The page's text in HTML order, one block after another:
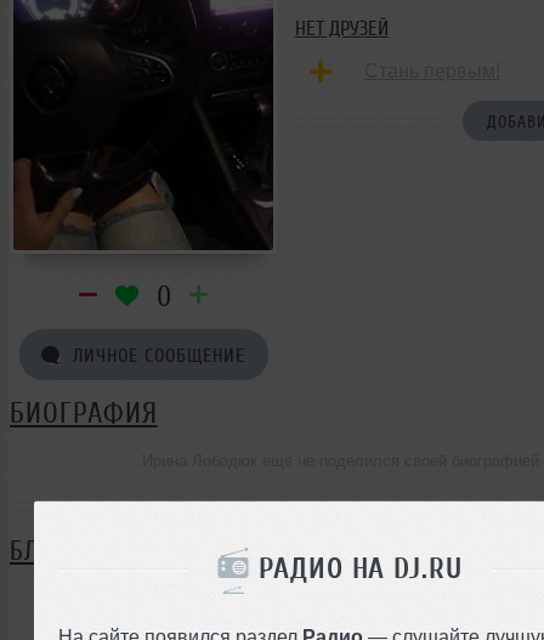
РАДИО НА DJ.RU
На сайте появился раздел Радио — слушайте
0
ЛИЧНОЕ СООБЩЕНИЕ
НЕТ ДРУЗЕЙ
БИОГРАФИЯ
БЛОГ